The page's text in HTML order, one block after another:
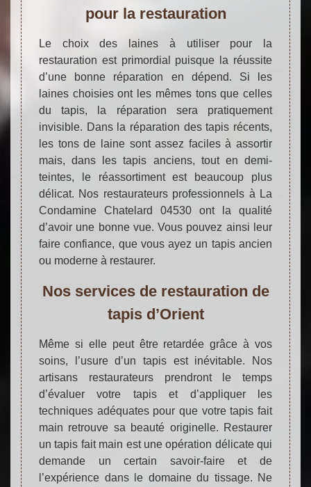
pour la restauration
Le choix des laines à utiliser pour la
restauration est primordial puisque la réussite
d’une bonne réparation en dépend. Si les
laines choisies ont les mêmes tons que celles
du tapis, la réparation sera pratiquement
invisible. Dans la réparation des tapis récents,
les tons de laine sont assez faciles à assortir
mais, dans les tapis anciens, tout en demi-
teintes, le réassortiment est beaucoup plus
délicat. Nos restaurateurs professionnels à La
Condamine Chatelard 04530 ont la qualité
d’avoir une bonne vue. Vous pouvez ainsi leur
faire confiance, que vous ayez un tapis ancien
ou moderne à restaurer.
Nos services de restauration de
tapis d’Orient
Même si elle peut être retardée grâce à vos
soins, l’usure d’un tapis est inévitable. Nos
artisans restaurateurs prendront le temps
d’évaluer votre tapis et d’appliquer les
techniques adéquates pour que votre tapis fait
main retrouve sa beauté originelle. Restaurer
un tapis fait main est une opération délicate qui
demande un certain savoir-faire et de
l’expérience dans le domaine du tissage. Ne